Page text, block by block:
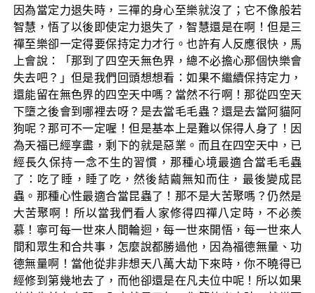
因為當定力退失時，三禪的身心至樂就沒了；它不像般若
智慧，悟了以後即使定力退失了，智慧還是在啊！但是三
禪至樂卻一定得要保持定力才行。也許有人反應很快，馬
上會說：「那到了四空天無色界，總不必擔心那個快樂會
失去吧？」但是我們回頭想想看：如果不繼續保持定力，
還能留在無色界的四空天中嗎？當然不行啊！那從四空天
下墮之後會到哪裡去呀？是去當毛毛蟲？還是去當阿貓阿
狗呢？那可不一定喔！但是基本上是難以保得人身了！因
為天福已經享盡，剩下的就是惡業。而且在四空天中，已
經長久保持一念不生的習慣，那種心境最適合當毛毛蟲
了：吃了睡，睡了吃，然後結繭無知而住，最後變成昆
蟲。那種心性最適合當昆蟲了！那不是大苦聚嗎？仍然是
大苦聚啊！所以當我們看人家修得四禪八定時，不必羨
慕！寧可每一世來人間輪迴，每一世來開悟，每一世來人
間和眾生和合共事，怎麼說都勝過他，因為福德無量、功
德無量啊！當他從非非想天八萬大劫下來時，你不曉得已
經修到第幾地去了，而他卻還是在凡夫位中呢！所以如果